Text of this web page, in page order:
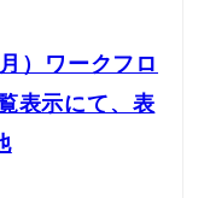
）ワークフロ
表示にて、表